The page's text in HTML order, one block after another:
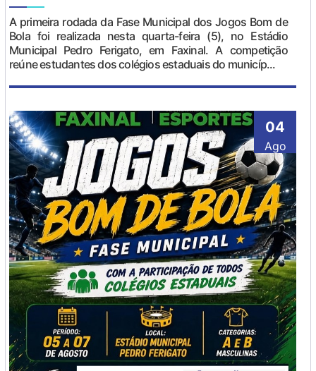
A primeira rodada da Fase Municipal dos Jogos Bom de
Bola foi realizada nesta quarta-feira (5), no Estádio
Municipal Pedro Ferigato, em Faxinal. A competição
reúne estudantes dos colégios estaduais do municíp...
04
Ago